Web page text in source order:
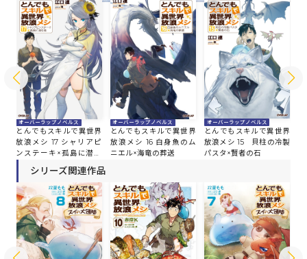
オーバーラップノベルス
とんでもスキルで異世界
放浪メシ 17 シャリアピ
ンステーキ×孤島に潜む
オーバーラップノベルス
とんでもスキルで異世界
放浪メシ 16 白身魚のム
ニエル×海竜の葬送
オーバーラップノベルス
とんでもスキルで異世界
放浪メシ 15 貝柱の冷製
パスタ×賢者の石
シリーズ関連作品